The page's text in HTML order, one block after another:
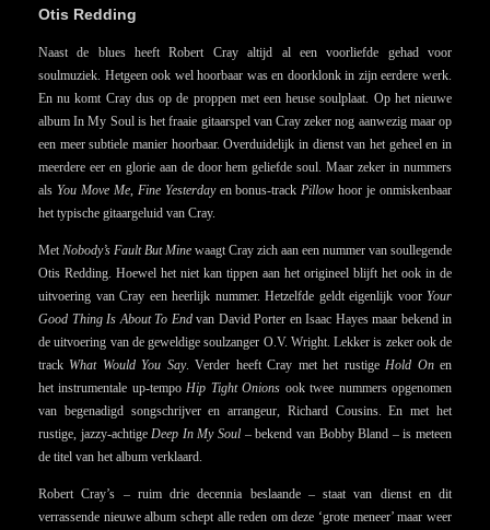
Otis Redding
Naast de blues heeft Robert Cray altijd al een voorliefde gehad voor
soulmuziek. Hetgeen ook wel hoorbaar was en doorklonk in zijn eerdere werk.
En nu komt Cray dus op de proppen met een heuse soulplaat. Op het nieuwe
album In My Soul is het fraaie gitaarspel van Cray zeker nog aanwezig maar op
een meer subtiele manier hoorbaar. Overduidelijk in dienst van het geheel en in
meerdere eer en glorie aan de door hem geliefde soul. Maar zeker in nummers
als You Move Me, Fine Yesterdayen bonus-track Pillow hoor je onmiskenbaar
het typische gitaargeluid van Cray.
Met Nobody’s Fault But Mine waagt Cray zich aan een nummer van soullegende
Otis Redding. Hoewel het niet kan tippen aan het origineel blijft het ook in de
uitvoering van Cray een heerlijk nummer. Hetzelfde geldt eigenlijk voor Your
Good Thing Is About To Endvan David Porter en Isaac Hayes maar bekend in
de uitvoering van de geweldige soulzanger O.V. Wright. Lekker is zeker ook de
track What Would You Say. Verder heeft Cray met het rustige Hold Onen
het instrumentale up-tempo Hip Tight Onions ook twee nummers opgenomen
van begenadigd songschrijver en arrangeur, Richard Cousins. Enmet het
rustige, jazzy-achtige Deep In My Soul – bekend van Bobby Bland – is meteen
de titel van het album verklaard.
Robert Cray’s – ruim drie decennia beslaande – staat van dienst en dit
verrassende nieuwe album schept alle reden om deze ‘grote meneer’ maar weer